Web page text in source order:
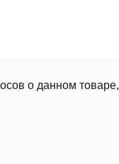
о данном